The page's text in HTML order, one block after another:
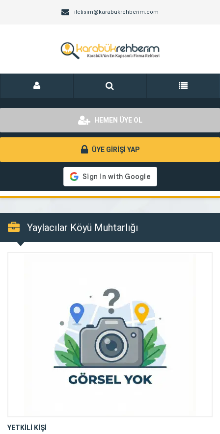
iletisim@karabukrehberim.com
HEMEN ÜYE OL
ÜYE GİRİŞİ YAP
Yaylacılar Köyü Muhtarlığı
YETKİLİ KİŞİ